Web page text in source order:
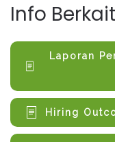
Info
Laporan
Hiring